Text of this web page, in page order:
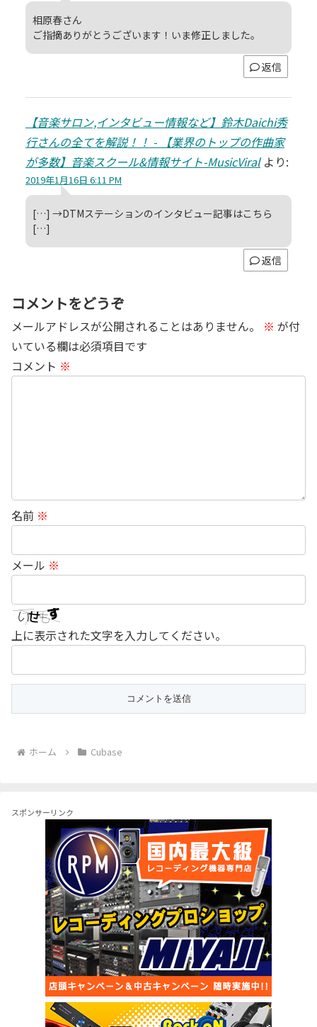
相原春さん
ご指摘ありがとうございます！いま修正しました。
返信
【音楽サロン,インタビュー情報など】鈴木Daichi秀
行さんの全てを解説！！ - 【業界のトップの作曲家
が多数】音楽スクール&情報サイト-MusicViral より:
2019年1月16日 6:11 PM
[…] →DTMステーションのインタビュー記事はこちら
[…]
返信
コメントをどうぞ
メールアドレスが公開されることはありません。 ※ が付
いている欄は必須項目です
コメント ※
名前 ※
メール ※
上に表示された文字を入力してください。
ホーム Cubase
スポンサーリンク